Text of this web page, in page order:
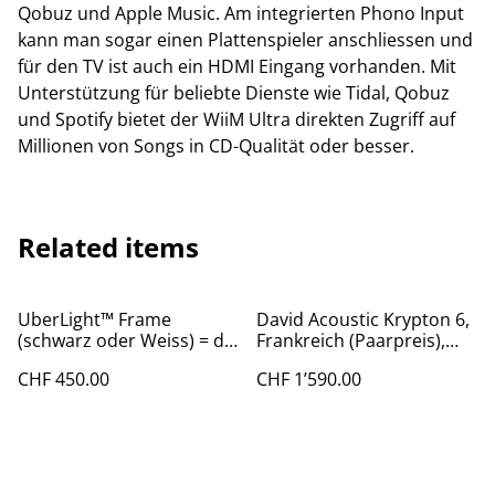
Qobuz und Apple Music. Am integrierten Phono Input
kann man sogar einen Plattenspieler anschliessen und
für den TV ist auch ein HDMI Eingang vorhanden. Mit
Unterstützung für beliebte Dienste wie Tidal, Qobuz
und Spotify bietet der WiiM Ultra direkten Zugriff auf
Millionen von Songs in CD-Qualität oder besser.
Related items
UberLight™ Frame
(schwarz oder Weiss) = die
CHF 450.00
David Acoustic Krypton 6,
Frankreich (Paarpreis),
Edelweiss Aeschi)
CHF 1’590.00